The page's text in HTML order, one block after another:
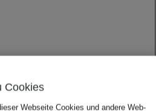
Cookies
Webseite Cookies und andere Web-